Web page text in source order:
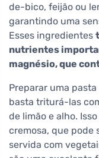
de-bico, feijão ou
garantindo uma
Esses ingredientes
nutrientes
magnésio, que
Preparar uma
basta triturá-las
de limão e alho.
cremosa, que pode
servida com